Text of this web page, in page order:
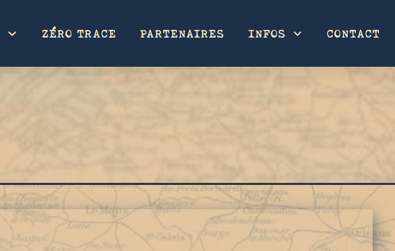
ZÉRO TRACE PARTENAIRES INFOS CONTACT